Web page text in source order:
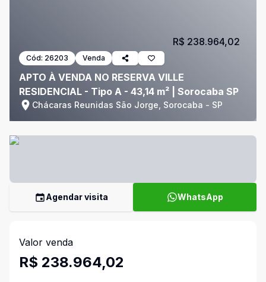
Cód: 26203 Venda
APTO À VENDA NO RESERVA VILLE
RESIDENCIAL - Tipo A - 43,14 m² | Sorocaba SP
Chácaras Reunidas São Jorge, Sorocaba - SP
R$ 238.964,02
Agendar visita WhatsApp
Valor venda
R$ 238.964,02